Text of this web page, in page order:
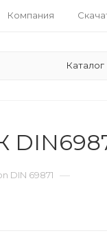
Компания
Каталог
DIN 69871 —